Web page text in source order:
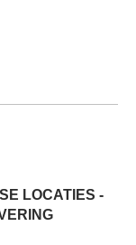
LOCATIES -